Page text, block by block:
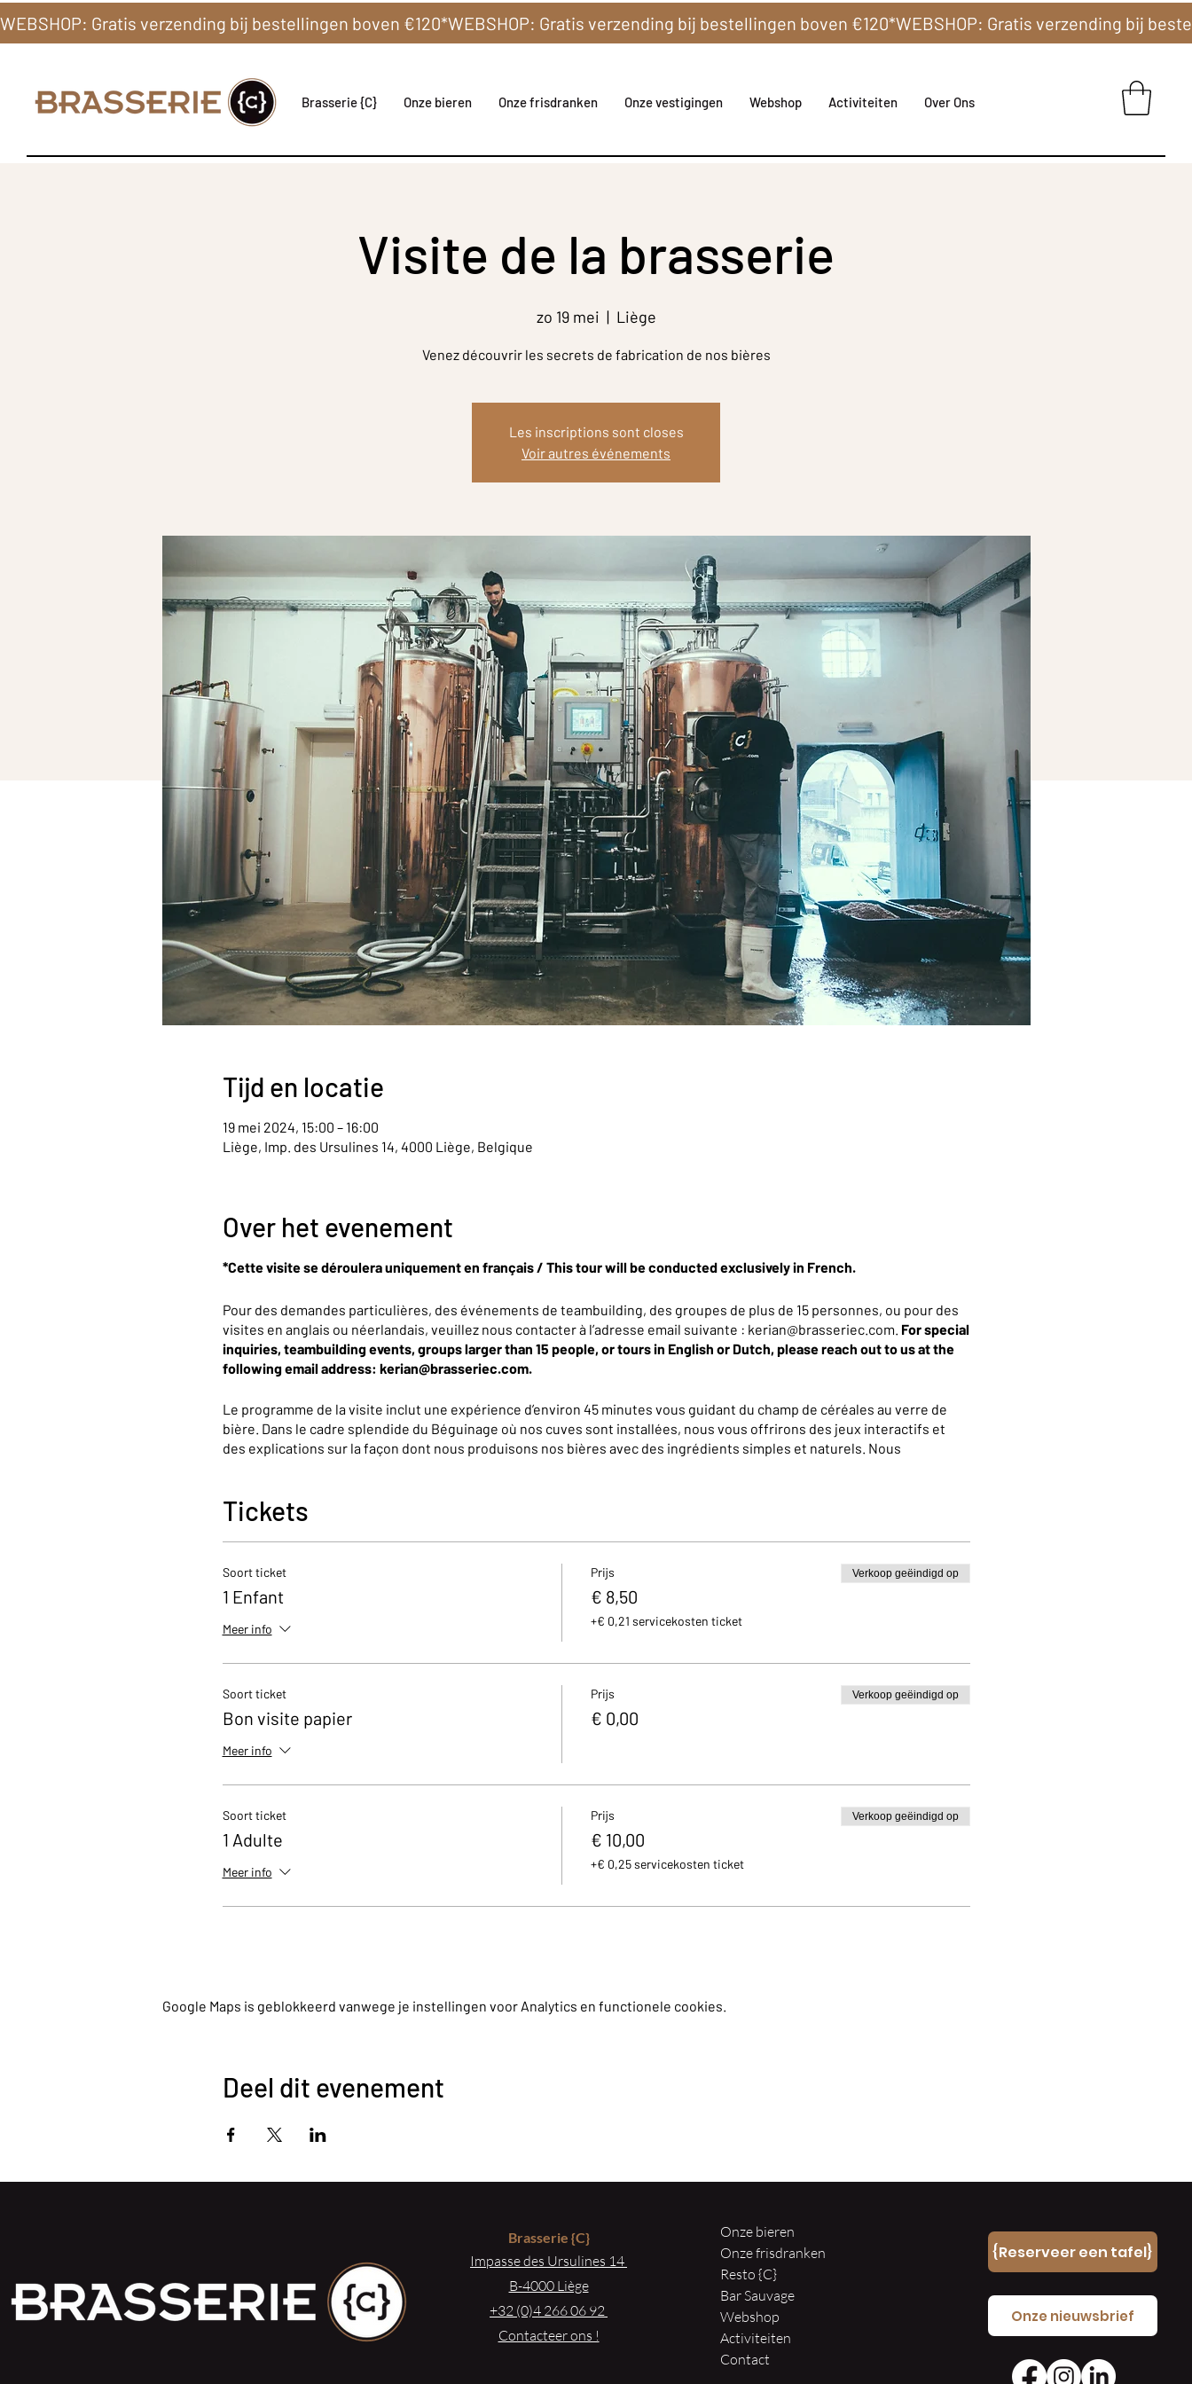
Brasserie {C} Onze bieren Onze frisdranken Onze vestigingen Webshop Activiteiten Over Ons
Visite de la brasserie
zo 19 mei
  |
Liège
Venez découvrir les secrets de fabrication de nos bières
Les inscriptions sont closes
Voir autres événements
Tijd en locatie
19 mei 2024, 15:00 – 16:00
Liège, Imp. des Ursulines 14, 4000 Liège, Belgique
Over het evenement
*Cette visite se déroulera uniquement en français / This tour will be conducted exclusively in French.
Pour des demandes particulières, des événements de teambuilding, des groupes de plus de 15 personnes, ou pour des
visites en anglais ou néerlandais, veuillez nous contacter à l’adresse email suivante : kerian@brasseriec.com. For special
inquiries, teambuilding events, groups larger than 15 people, or tours in English or Dutch, please reach out to us at the
following email address: kerian@brasseriec.com.
Le programme de la visite inclut une expérience d’environ 45 minutes vous guidant du champ de céréales au verre de
bière. Dans le cadre splendide du Béguinage où nos cuves sont installées, nous vous offrirons des jeux interactifs et
des explications sur la façon dont nous produisons nos bières avec des ingrédients simples et naturels. Nous
boutique.
Tickets
Soort ticket
1 Enfant
Meer info
Prijs
€ 8,50
+€ 0,21 servicekosten ticket
Verkoop geëindigd op
Soort ticket
Bon visite papier
Meer info
Prijs
€ 0,00
Verkoop geëindigd op
Soort ticket
1 Adulte
Meer info
Prijs
€ 10,00
+€ 0,25 servicekosten ticket
Verkoop geëindigd op
Google Maps is geblokkeerd vanwege je instellingen voor Analytics en functionele cookies.
Deel dit evenement
Brasserie{C}
Impasse des Ursulines 14
B-4000 Liège
+32 (0)4 266 06 92
Contacteer ons !
Onze bieren
Onze frisdranken
Resto {C}
Bar Sauvage
Webshop
Activiteiten
Contact
{Reserveer een tafel}
Onze nieuwsbrief